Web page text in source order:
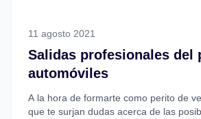
11 agosto 2021
Salidas profesionales del
automóviles
A la hora de formarte como perito de
que te surjan dudas acerca de las